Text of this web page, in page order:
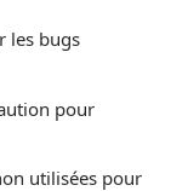
les bugs
pour
utilisées pour